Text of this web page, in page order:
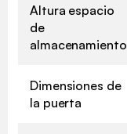
Altura espacio
de
almacenamiento
Dimensiones de
la puerta